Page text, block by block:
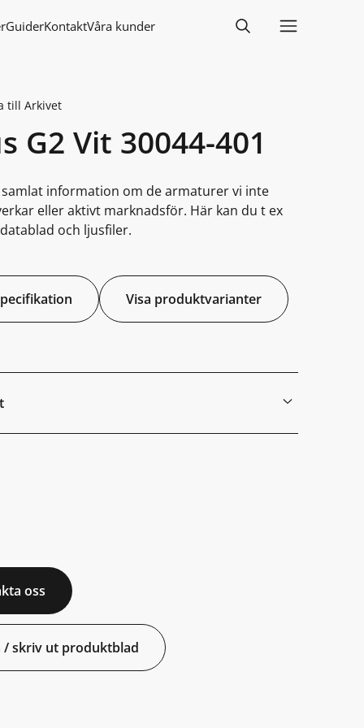
GuiderKontaktVåra kunder
till Arkivet
G2 Vit 30044-401
information om de armaturer vi inte
eller aktivt marknadsför. Här kan du t ex
och ljusfiler.
Visa produktvarianter
oss
/ skriv ut produktblad